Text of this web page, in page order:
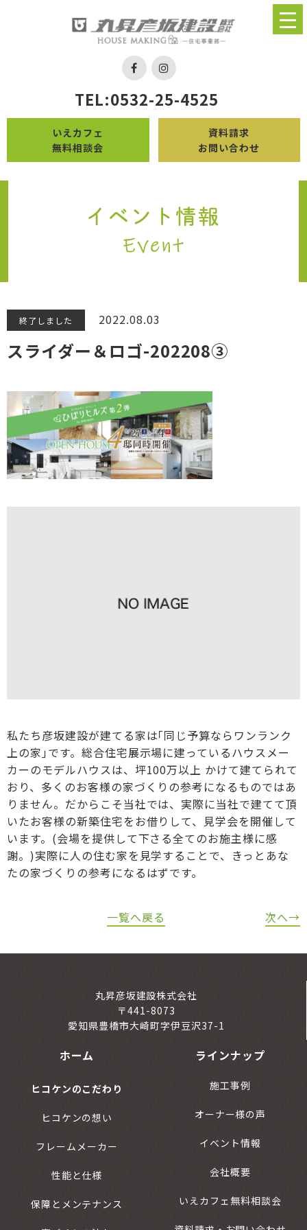
TEL:0532-25-4525
いえカフェ
無料相談会
資料請求
お問い合わせ
終了しました 2022.08.03
スライダー＆ロゴ-202208③
私たち彦坂建設が建てる家は｢同じ予算ならワンランク
上の家｣です。総合住宅展示場に建っているハウスメー
カーのモデルハウスは、坪100万以上 かけて建てられて
おり、多くのお客様の家づくりの参考になるものではあ
りません。だからこそ当社では、実際に当社で建てて頂
いたお客様の新築住宅をお借りして、見学会を開催して
います。(会場を提供して下さる全てのお施主様に感
謝。)実際に人の住む家を見学することで、きっとあな
たの家づくりの参考になるはずです。
一覧へ戻る 次へ→
丸昇彦坂建設株式会社
〒441-8073
愛知県豊橋市大崎町字伊豆沢37-1
ホーム
ヒコケンのこだわり
ヒコケンの想い
フレームメーカー
性能と仕様
保障とメンテナンス
ラインナップ
施工事例
オーナー様の声
イベント情報
会社概要
いえカフェ無料相談会